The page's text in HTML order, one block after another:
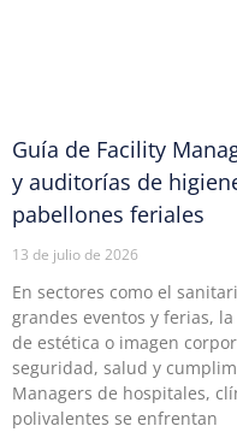
Guía de Facility
y auditorías de
pabellones feriales
13 de julio de 2026
En sectores como el
grandes eventos y ferias,
de estética o imagen
seguridad, salud y
Managers de hospitales,
polivalentes se enfrentan